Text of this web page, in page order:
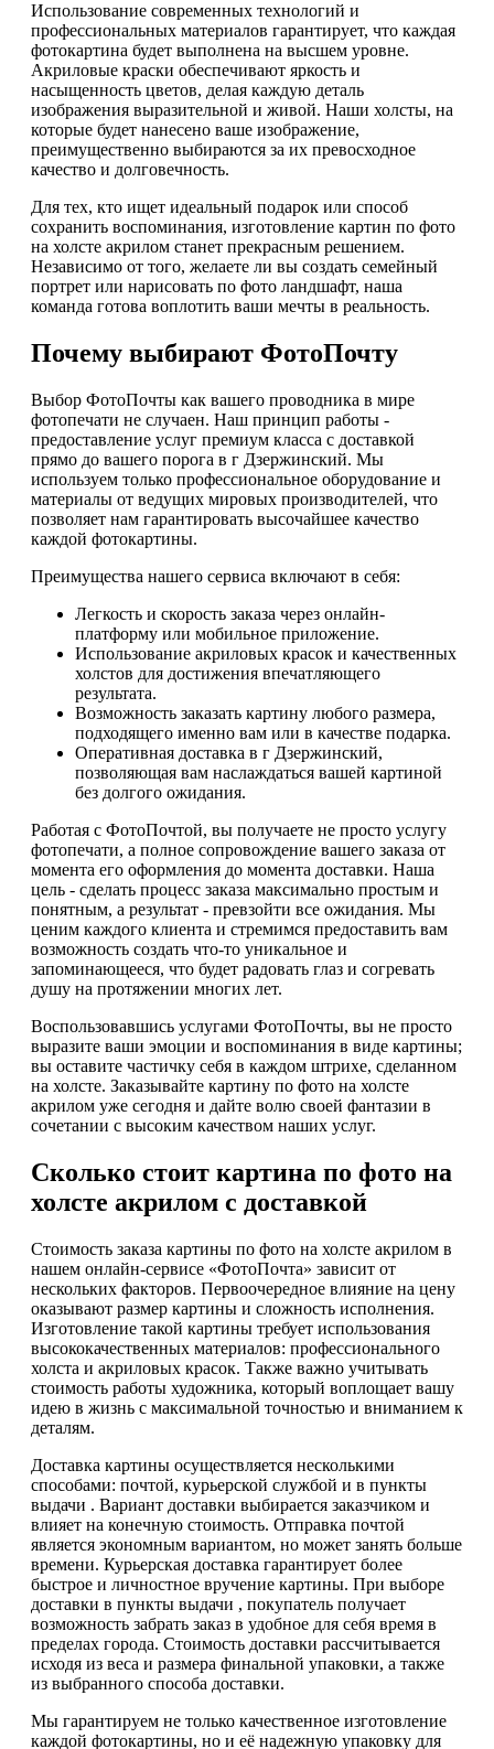
Использование современных технологий и
профессиональных материалов гарантирует, что каждая
фотокартина будет выполнена на высшем уровне.
Акриловые краски обеспечивают яркость и
насыщенность цветов, делая каждую деталь
изображения выразительной и живой. Наши холсты, на
которые будет нанесено ваше изображение,
преимущественно выбираются за их превосходное
качество и долговечность.
Для тех, кто ищет идеальный подарок или способ
сохранить воспоминания, изготовление картин по фото
на холсте акрилом станет прекрасным решением.
Независимо от того, желаете ли вы создать семейный
портрет или нарисовать по фото ландшафт, наша
команда готова воплотить ваши мечты в реальность.
Почему выбирают ФотоПочту
Выбор ФотоПочты как вашего проводника в мире
фотопечати не случаен. Наш принцип работы -
предоставление услуг премиум класса с доставкой
прямо до вашего порога в г Дзержинский. Мы
используем только профессиональное оборудование и
материалы от ведущих мировых производителей, что
позволяет нам гарантировать высочайшее качество
каждой фотокартины.
Преимущества нашего сервиса включают в себя:
Легкость и скорость заказа через онлайн-
платформу или мобильное приложение.
Использование акриловых красок и качественных
холстов для достижения впечатляющего
результата.
Возможность заказать картину любого размера,
подходящего именно вам или в качестве подарка.
Оперативная доставка в г Дзержинский,
позволяющая вам наслаждаться вашей картиной
без долгого ожидания.
Работая с ФотоПочтой, вы получаете не просто услугу
фотопечати, а полное сопровождение вашего заказа от
момента его оформления до момента доставки. Наша
цель - сделать процесс заказа максимально простым и
понятным, а результат - превзойти все ожидания. Мы
ценим каждого клиента и стремимся предоставить вам
возможность создать что-то уникальное и
запоминающееся, что будет радовать глаз и согревать
душу на протяжении многих лет.
Воспользовавшись услугами ФотоПочты, вы не просто
выразите ваши эмоции и воспоминания в виде картины;
вы оставите частичку себя в каждом штрихе, сделанном
на холсте. Заказывайте картину по фото на холсте
акрилом уже сегодня и дайте волю своей фантазии в
сочетании с высоким качеством наших услуг.
Сколько стоит картина по фото на
холсте акрилом с доставкой
Стоимость заказа картины по фото на холсте акрилом в
нашем онлайн-сервисе «ФотоПочта» зависит от
нескольких факторов. Первоочередное влияние на цену
оказывают размер картины и сложность исполнения.
Изготовление такой картины требует использования
высококачественных материалов: профессионального
холста и акриловых красок. Также важно учитывать
стоимость работы художника, который воплощает вашу
идею в жизнь с максимальной точностью и вниманием к
деталям.
Доставка картины осуществляется несколькими
способами: почтой, курьерской службой и в пункты
выдачи . Вариант доставки выбирается заказчиком и
влияет на конечную стоимость. Отправка почтой
является экономным вариантом, но может занять больше
времени. Курьерская доставка гарантирует более
быстрое и личностное вручение картины. При выборе
доставки в пункты выдачи , покупатель получает
возможность забрать заказ в удобное для себя время в
пределах города. Стоимость доставки рассчитывается
исходя из веса и размера финальной упаковки, а также
из выбранного способа доставки.
Мы гарантируем не только качественное изготовление
каждой фотокартины, но и её надежную упаковку для